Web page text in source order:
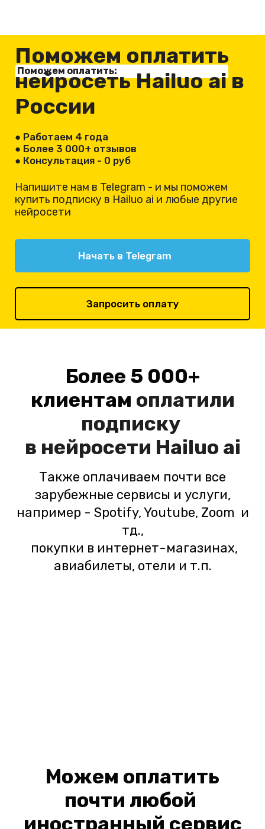
Поможем оплатить
нейросетьHailuo aiв
России
● Работаем 4 года
● Более 3 000+ отзывов
● Консультация - 0 руб
Напишите нам в Telegram - и мы поможем
купить подписку в Hailuo ai и любые другие
нейросети
Начать в Telegram
Запросить оплату
Поможем оплатить:
Более 5 000+
клиентам оплатили
подписку
в нейросети Hailuo ai
Также оплачиваем почти все
зарубежные сервисы и услуги,
например - Spotify, Youtube, Zoom и
тд.,
покупки в интернет-магазинах,
авиабилеты, отели и т.п.
Можем оплатить
почти любой
иностранный сервис